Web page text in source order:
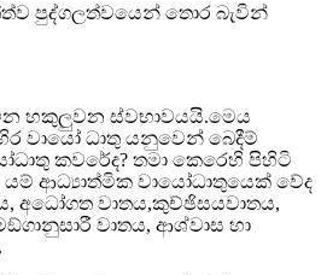
පුද්ගලත්වයෙන් තොර බැවින්
හකුලුවන ස්වභාවයයි.මෙය
වායෝ ධාතු යනුවෙන් බෙදීම්
කවරේද? තමා කෙරෙහි පිහිටි
ආධ්‍යාත්මික වායෝධාතුයෙක් වේද
අධෝගත වාතය,කුච්ඡිසයවාතය,
වාතය, ආශ්වාස හා